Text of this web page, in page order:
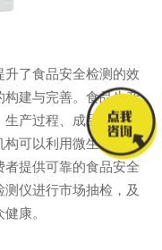
了食品安全检测的效
建与完善。食品生产
产过程、成品及环境
可以利用微生物检测
提供可靠的食品安全
仪进行市场抽检，及
康。